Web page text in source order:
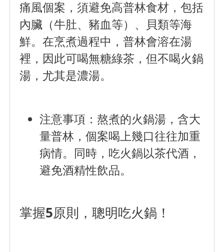
痛風個案，須避免高普林食材，包括
內臟（牛肚、豬血等）、貝類等海
鮮。在烹煮過程中，普林會溶在湯
裡，因此可喝無糖綠茶，但不喝火鍋
湯，尤其是濃湯。
注意事項 ：熬煮的火鍋湯，含大
量普林，個案喝上幾口往往加重
病情。同時，吃火鍋以茶代酒，
避免酒精性飲品。
掌握5原則，聰明吃火鍋！